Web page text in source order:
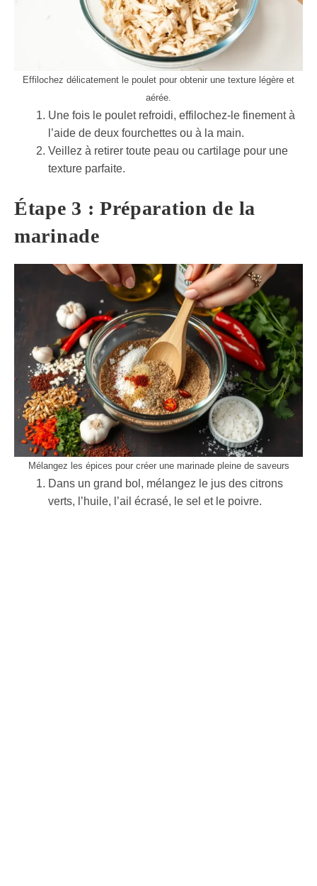
Effilochez délicatement le poulet pour obtenir une texture légère et
aérée.
Une fois le poulet refroidi, effilochez-le finement à
l’aide de deux fourchettes ou à la main.
Veillez à retirer toute peau ou cartilage pour une
texture parfaite.
Étape 3 : Préparation de la
marinade
Mélangez les épices pour créer une marinade pleine de saveurs
Dans un grand bol, mélangez le jus des citrons
verts, l’huile, l’ail écrasé, le sel et le poivre.